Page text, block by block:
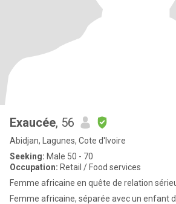
Exaucée, 56
Abidjan, Lagunes, Cote d'Ivoire
Seeking: Male 50 - 70
Occupation: Retail / Food services
Femme africaine en quête de relation
Femme africaine, séparée avec un enfant